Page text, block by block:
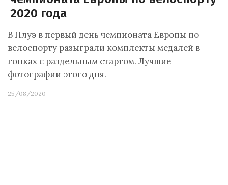
2020 года
В Плуэ в первый день чемпионата Европы по
велоспорту разыграли комплекты медалей в
гонках с раздельным стартом. Лучшие
фотографии этого дня.
25/08/2020